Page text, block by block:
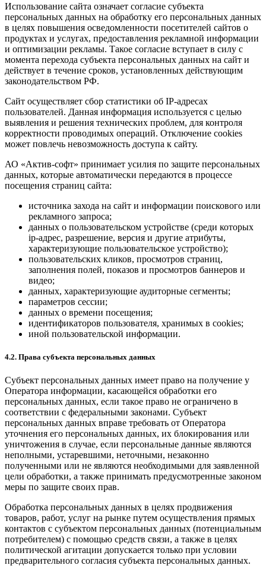
Использование сайта означает согласие субъекта
персональных данных на обработку его персональных данных
в целях повышения осведомленности посетителей сайтов о
продуктах и услугах, предоставления рекламной информации
и оптимизации рекламы. Такое согласие вступает в силу с
момента перехода субъекта персональных данных на сайт и
действует в течение сроков, установленных действующим
законодательством РФ.
Сайт осуществляет сбор статистики об IP-адресах
пользователей. Данная информация используется с целью
выявления и решения технических проблем, для контроля
корректности проводимых операций. Отключение cookies
может повлечь невозможность доступа к сайту.
АО «Актив-софт» принимает усилия по защите персональных
данных, которые автоматически передаются в процессе
посещения страниц сайта:
источника захода на сайт и информации поискового или
рекламного запроса;
данных о пользовательском устройстве (среди которых
ip-адрес, разрешение, версия и другие атрибуты,
характеризующие пользовательское устройство);
пользовательских кликов, просмотров страниц,
заполнения полей, показов и просмотров баннеров и
видео;
данных, характеризующие аудиторные сегменты;
параметров сессии;
данных о времени посещения;
идентификаторов пользователя, хранимых в cookies;
иной пользовательской информации.
4.2. Права субъекта персональных данных
Субъект персональных данных имеет право на получение у
Оператора информации, касающейся обработки его
персональных данных, если такое право не ограничено в
соответствии с федеральными законами. Субъект
персональных данных вправе требовать от Оператора
уточнения его персональных данных, их блокирования или
уничтожения в случае, если персональные данные являются
неполными, устаревшими, неточными, незаконно
полученными или не являются необходимыми для заявленной
цели обработки, а также принимать предусмотренные законом
меры по защите своих прав.
Обработка персональных данных в целях продвижения
товаров, работ, услуг на рынке путем осуществления прямых
контактов с субъектом персональных данных (потенциальным
потребителем) с помощью средств связи, а также в целях
политической агитации допускается только при условии
предварительного согласия субъекта персональных данных.